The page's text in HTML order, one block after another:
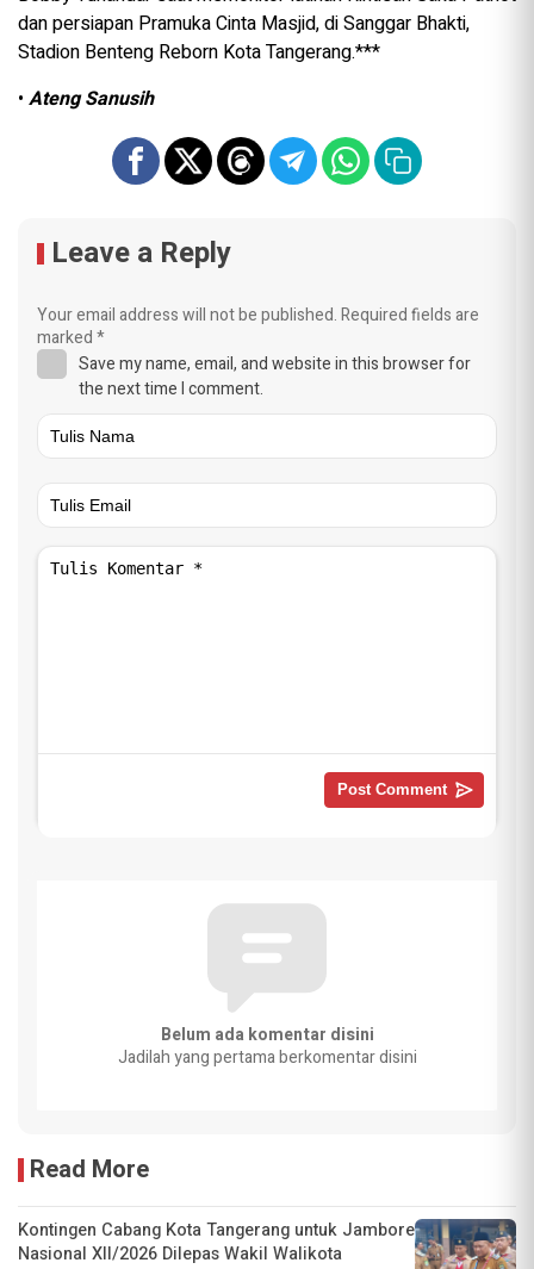
dan persiapan Pramuka Cinta Masjid, di Sanggar Bhakti,
Stadion Benteng Reborn Kota Tangerang.***
• Ateng Sanusih
Leave a Reply
Your email address will not be published.Required fields are
marked*
Save my name, email, and website in this browser for
the next time I comment.
Belum ada komentar disini
Jadilah yang pertama berkomentar disini
Read More
Kontingen Cabang Kota Tangerang untuk Jambore
Nasional XII/2026 Dilepas Wakil Walikota